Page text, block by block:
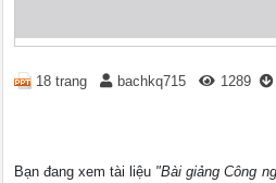
18 trang bachkq715 1289
Bạn đang xem tài liệu "Bài giảng Công